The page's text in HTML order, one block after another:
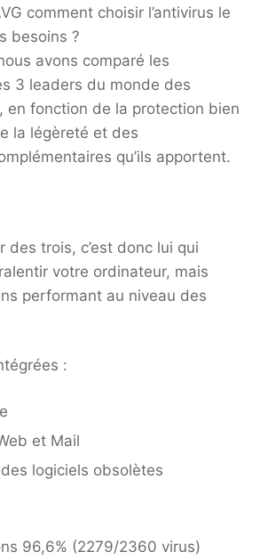
comment choisir l’antivirus le
besoins ?
avons comparé les
3 leaders du monde des
en fonction de la protection bien
la légèreté et des
qu’ils apportent.
des trois, c’est donc lui qui
votre ordinateur, mais
performant au niveau des
:
et Mail
logiciels obsolètes
96,6% (2279/2360 virus)